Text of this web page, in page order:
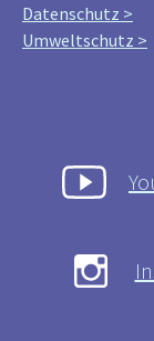
Datenschutz >
Umweltschutz >